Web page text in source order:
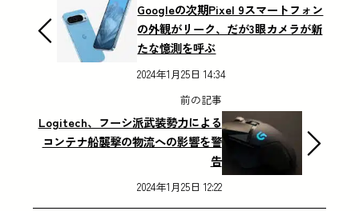
Googleの次期Pixel 9スマートフォン
の外観がリーク、だが3眼カメラが新
たな憶測を呼ぶ
2024年1月25日 14:34
前の記事
Logitech、フーシ派武装勢力による
コンテナ船襲撃の物流への影響を警
告
2024年1月25日 12:22